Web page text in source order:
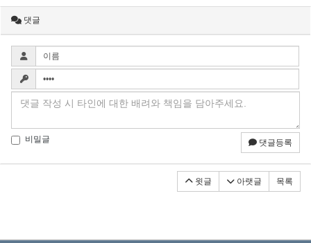
댓글
비밀글 댓글등록
윗글 아랫글 목록